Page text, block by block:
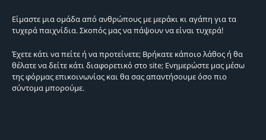
Είμαστε μια ομάδα από ανθρώπους με μεράκι κι αγάπη για τα
τυχερά παιχνίδια. Σκοπός μας να πάψουν να είναι τυχερά!
Έχετε κάτι να πείτε ή να προτείνετε; Βρήκατε κάποιο λάθος ή θα
θέλατε να δείτε κάτι διαφορετικό στο site; Ενημερώστε μας μέσω
της φόρμας επικοινωνίας και θα σας απαντήσουμε όσο πιο
σύντομα μπορούμε.